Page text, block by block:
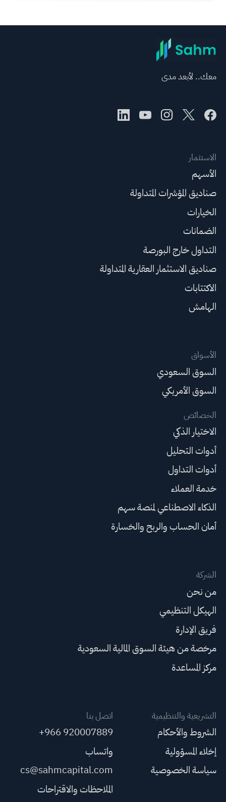
معك.. لأبعد مدى
الاستثمار
الأسهم
صناديق المؤشرات المتداولة
الخيارات
الضمانات
التداول خارج البورصة
صناديق الاستثمار العقارية المتداولة
الاكتتابات
الهامش
الأسواق
السوق السعودي
السوق الأمريكي
الخصائص
الاختيار الذكي
أدوات التحليل
أدوات التداول
خدمة العملاء
الذكاء الاصطناعي لمنصة سهم
أمان الحساب والربح والخسارة
الشركة
من نحن
الهيكل التنظيمي
فريق الإدارة
مرخصة من هيئة السوق المالية السعودية
مركز المساعدة
التشريعية والتنظيمية
الشروط والأحكام
إخلاء المسؤولية
سياسة الخصوصية
اتصل بنا
+966 920007889
واتساب
cs@sahmcapital.com
الملاحظات والاقتراحات